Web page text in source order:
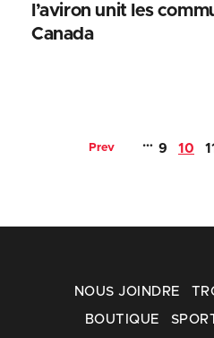
l’aviron unit les
Canada
Prev … 9 10 11
NOUS JOINDRE
BOUTIQUE